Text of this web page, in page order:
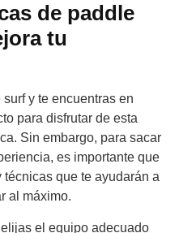
de paddle
tu
y te encuentras en
para disfrutar de esta
Sin embargo, para sacar
es importante que
que te ayudarán a
al máximo.
el equipo adecuado